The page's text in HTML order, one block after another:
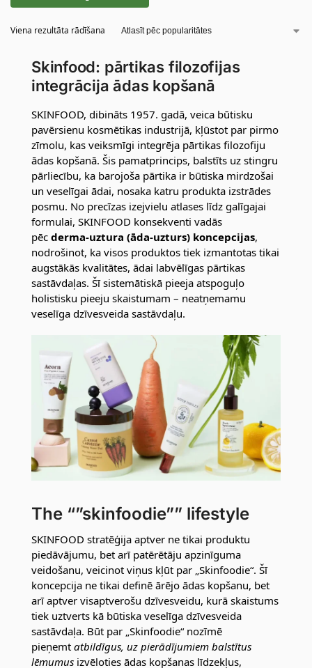
Viena rezultāta rādīšana
Skinfood: pārtikas filozofijas
integrācija ādas kopšanā
SKINFOOD, dibināts 1957. gadā, veica būtisku
pavērsienu kosmētikas industrijā, kļūstot par pirmo
zīmolu, kas veiksmīgi integrēja pārtikas filozofiju
ādas kopšanā. Šis pamatprincips, balstīts uz stingru
pārliecību, ka barojoša pārtika ir būtiska mirdzošai
un veselīgai ādai, nosaka katru produkta izstrādes
posmu. No precīzas izejvielu atlases līdz galīgajai
formulai, SKINFOOD konsekventi vadās
pēc derma-uztura (āda-uzturs) koncepcijas,
nodrošinot, ka visos produktos tiek izmantotas tikai
augstākās kvalitātes, ādai labvēlīgas pārtikas
sastāvdaļas. Šī sistemātiskā pieeja atspoguļo
holistisku pieeju skaistumam – neatņemamu
veselīga dzīvesveida sastāvdaļu.
The “”skinfoodie”” lifestyle
SKINFOOD stratēģija aptver ne tikai produktu
piedāvājumu, bet arī patērētāju apzinīguma
veidošanu, veicinot viņus kļūt par „Skinfoodie“. Šī
koncepcija ne tikai definē ārējo ādas kopšanu, bet
arī aptver visaptverošu dzīvesveidu, kurā skaistums
tiek uztverts kā būtiska veselīga dzīvesveida
sastāvdaļa. Būt par „Skinfoodie“ nozīmē
pieņemt atbildīgus, uz pierādījumiem balstītus
lēmumus izvēloties ādas kopšanas līdzekļus,